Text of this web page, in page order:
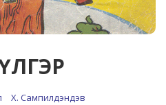
Х. Сампилдэндэв